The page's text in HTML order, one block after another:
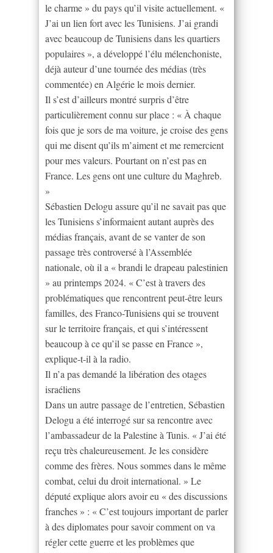
le charme » du pays qu’il visite actuellement. «
J’ai un lien fort avec les Tunisiens. J’ai grandi
avec beaucoup de Tunisiens dans les quartiers
populaires », a développé l’élu mélenchoniste,
déjà auteur d’une tournée des médias (très
commentée) en Algérie le mois dernier.
Il s’est d’ailleurs montré surpris d’être
particulièrement connu sur place : « À chaque
fois que je sors de ma voiture, je croise des gens
qui me disent qu’ils m’aiment et me remercient
pour mes valeurs. Pourtant on n’est pas en
France. Les gens ont une culture du Maghreb.
»
Sébastien Delogu assure qu’il ne savait pas que
les Tunisiens s’informaient autant auprès des
médias français, avant de se vanter de son
passage très controversé à l’Assemblée
nationale, où il a « brandi le drapeau palestinien
» au printemps 2024. « C’est à travers des
problématiques que rencontrent peut-être leurs
familles, des Franco-Tunisiens qui se trouvent
sur le territoire français, et qui s’intéressent
beaucoup à ce qu’il se passe en France »,
explique-t-il à la radio.
Il n’a pas demandé la libération des otages
israéliens
Dans un autre passage de l’entretien, Sébastien
Delogu a été interrogé sur sa rencontre avec
l’ambassadeur de la Palestine à Tunis. « J’ai été
reçu très chaleureusement. Je les considère
comme des frères. Nous sommes dans le même
combat, celui du droit international. » Le
député explique alors avoir eu « des discussions
franches » : « C’est toujours important de parler
à des diplomates pour savoir comment on va
régler cette guerre et les problèmes que